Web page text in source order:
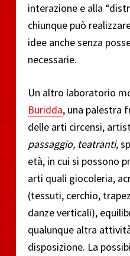
interazione e alla
chiunque può
idee anche senza
necessarie.
Un altro laboratorio
Buridda, una palestra
delle arti circensi,
passaggio, teatranti,
età, in cui si possono
arti quali giocoleria,
(tessuti, cerchio,
danze verticali),
qualunque altra
disposizione. La